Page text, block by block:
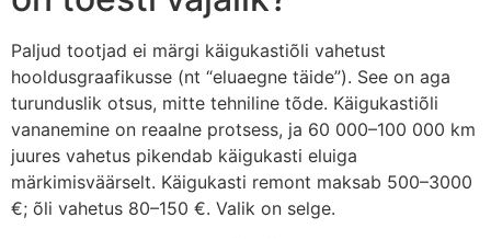
Paljud tootjad ei märgi käigukastiõli vahetust
hooldusgraafikusse (nt “eluaegne täide”). See on aga
turunduslik otsus, mitte tehniline tõde. Käigukastiõli
vananemine on reaalne protsess, ja 60 000–100 000 km
juures vahetus pikendab käigukasti eluiga
märkimisväärselt. Käigukasti remont maksab 500–3000
€; õli vahetus 80–150 €. Valik on selge.